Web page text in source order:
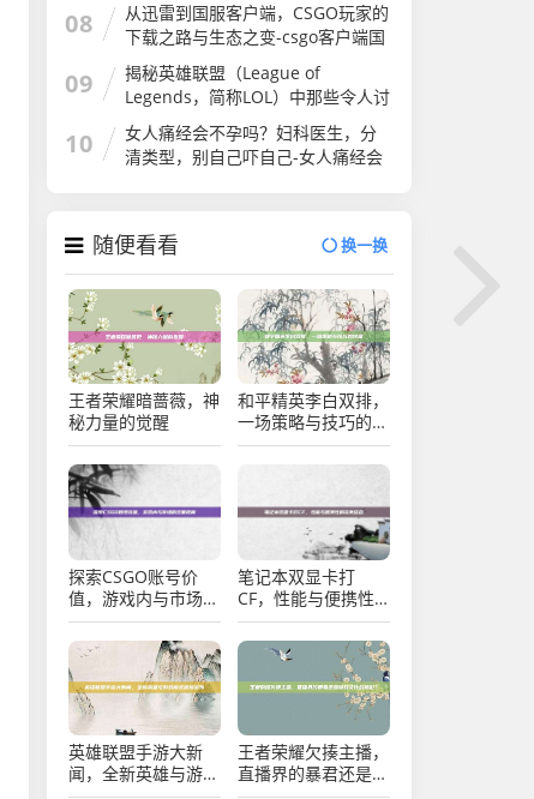
08
从迅雷到国服客户端，CSGO玩家的
下载之路与生态之变-csgo客户端国
服迅雷
09
揭秘英雄联盟（League of
Legends，简称LOL）中那些令人讨
厌的打野角色
10
女人痛经会不孕吗？妇科医生，分
清类型，别自己吓自己-女人痛经会
随便看看 换一换
王者荣耀暗蔷薇，神
秘力量的觉醒
和平精英李白双排，
一场策略与技巧的较
量
探索CSGO账号价
值，游戏内与市场的
双重视角
笔记本双显卡打
CF，性能与便携性
的完美结合
英雄联盟手游大新
闻，全新英雄与游戏
王者荣耀欠揍主播，
直播界的暴君还是游